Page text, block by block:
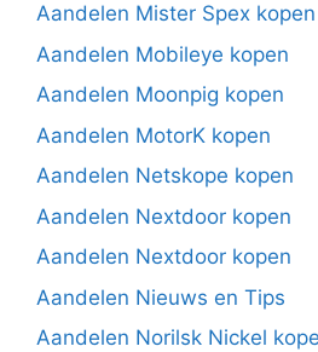
Aandelen Mister Spex kopen
Aandelen Mobileye kopen
Aandelen Moonpig kopen
Aandelen MotorK kopen
Aandelen Netskope kopen
Aandelen Nextdoor kopen
Aandelen Nextdoor kopen
Aandelen Nieuws en Tips
Aandelen Norilsk Nickel